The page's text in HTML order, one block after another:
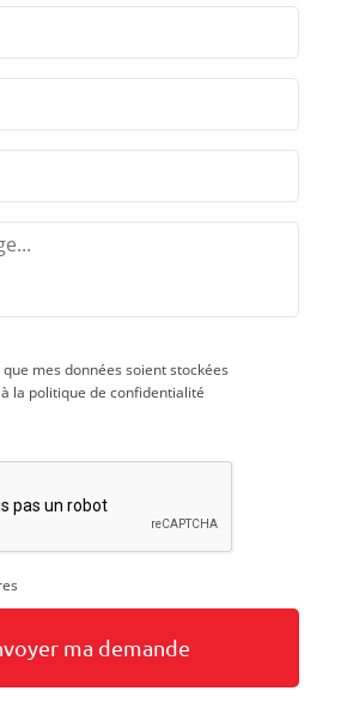
que mes données soient stockées
la politique de confidentialité